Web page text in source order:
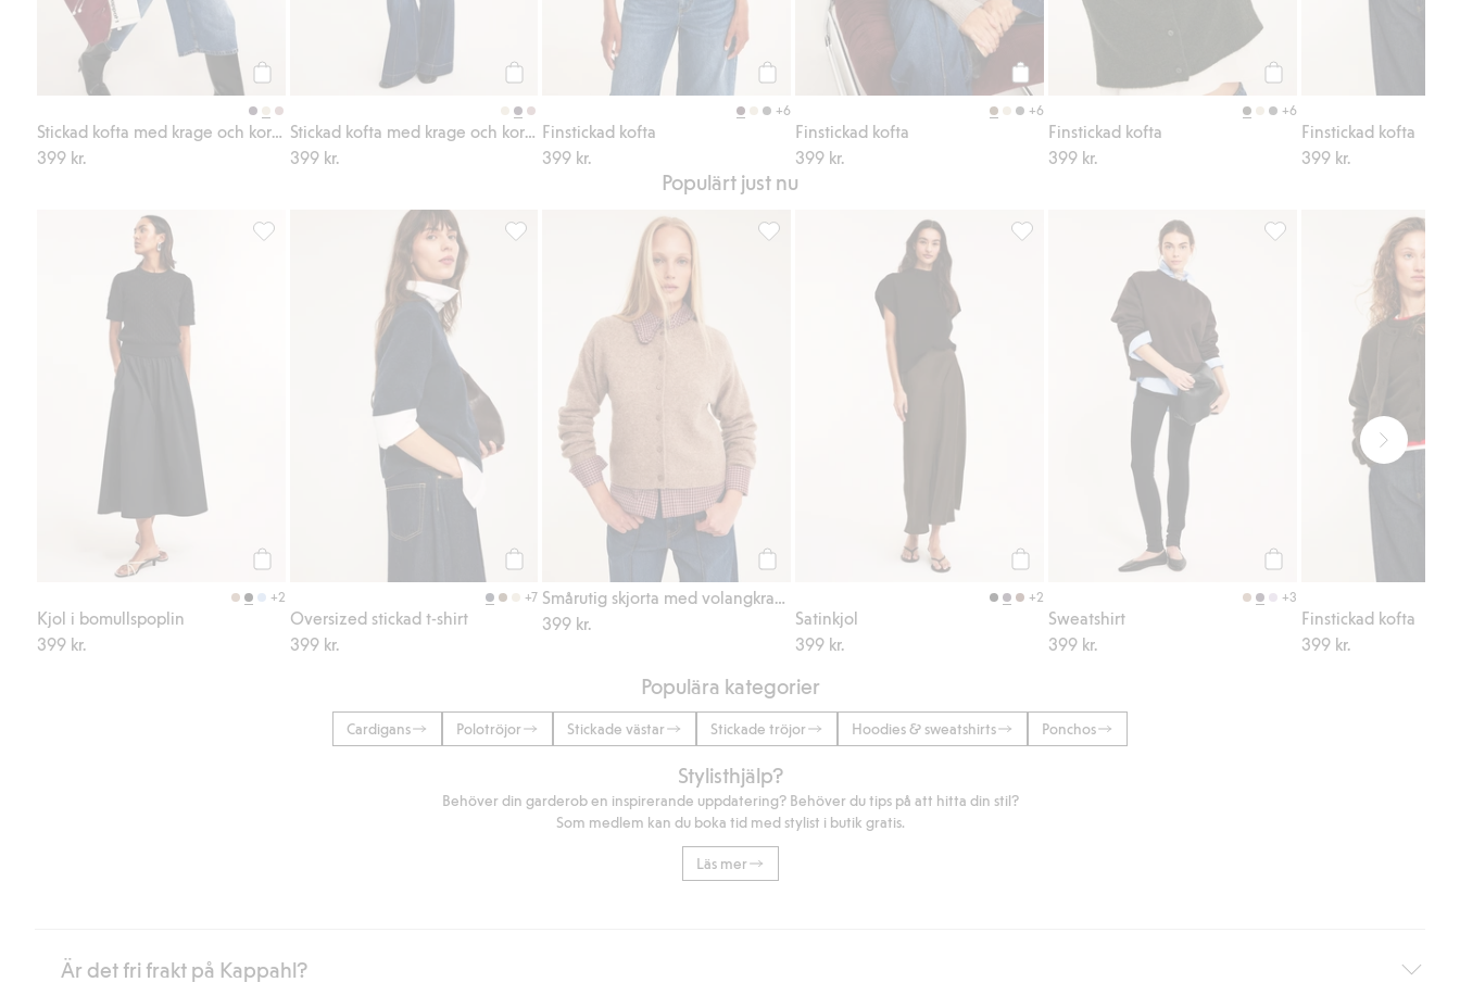
Stickad kofta med krage och kort ärm
399 kr.
Stickad kofta med krage och kort ärm
399 kr.
+6
Finstickad kofta
399 kr.
Köp
+6
Finstickad kofta
399 kr.
+6
Finstickad kofta
399 kr.
Finstickad kofta
399 kr.
Populärt just nu
+2
Kjol i bomullspoplin
399 kr.
Kjol i bomullspoplin, Lägg till i favoriter
+7
Oversized stickad t-shirt
399 kr.
Oversized stickad t-shirt, Lägg till i favoriter
Smårutig skjorta med volangkrage
399 kr.
Smårutig skjorta med volangkrage, Lägg till i favoriter
+2
Satinkjol
399 kr.
Satinkjol, Lägg till i favoriter
+3
Sweatshirt
399 kr.
Sweatshirt, Lägg till i
Finstickad kofta
399 kr.
Populära kategorier
Cardigans Polotröjor Stickade västar Stickade tröjor Hoodies & sweatshirts Ponchos
Stylisthjälp?
Behöver din garderob en inspirerande uppdatering? Behöver du tips på att hitta din stil?
Som medlem kan du boka tid med stylist i butik gratis.
Läs mer
Är det fri frakt på Kappahl?